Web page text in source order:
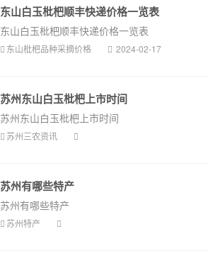
东山白玉枇杷顺丰快递价格一览表
东山白玉枇杷顺丰快递价格一览表
东山枇杷品种采摘价格 2024-02-17
苏州东山白玉枇杷上市时间
苏州东山白玉枇杷上市时间
苏州三农资讯
苏州有哪些特产
苏州有哪些特产
苏州特产